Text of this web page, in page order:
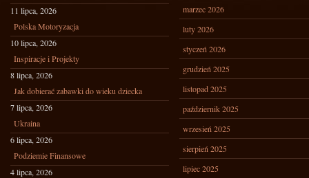
11 lipca, 2026
Polska Motoryzacja
10 lipca, 2026
Inspiracje i Projekty
8 lipca, 2026
Jak dobierać zabawki do wieku dziecka
7 lipca, 2026
Ukraina
6 lipca, 2026
Podziemie Finansowe
4 lipca, 2026
marzec 2026
luty 2026
styczeń 2026
grudzień 2025
listopad 2025
październik 2025
wrzesień 2025
sierpień 2025
lipiec 2025